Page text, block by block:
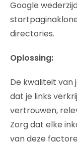
Google
directories.
Oplossing:
De kwaliteit van
dat je links
vertrouwen,
Zorg dat elke
van deze